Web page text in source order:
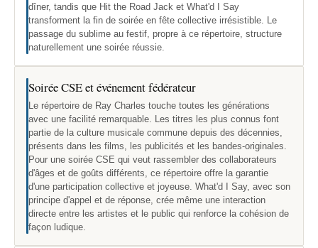
dîner, tandis que Hit the Road Jack et What'd I Say
transforment la fin de soirée en fête collective irrésistible. Le
passage du sublime au festif, propre à ce répertoire, structure
naturellement une soirée réussie.
Soirée CSE et événement fédérateur
Le répertoire de Ray Charles touche toutes les générations
avec une facilité remarquable. Les titres les plus connus font
partie de la culture musicale commune depuis des décennies,
présents dans les films, les publicités et les bandes-originales.
Pour une soirée CSE qui veut rassembler des collaborateurs
d'âges et de goûts différents, ce répertoire offre la garantie
d'une participation collective et joyeuse. What'd I Say, avec son
principe d'appel et de réponse, crée même une interaction
directe entre les artistes et le public qui renforce la cohésion de
façon ludique.